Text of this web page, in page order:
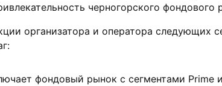
черногорского фондового
организатора и оператора следующих
фондовый рынок с сегментами Prime и